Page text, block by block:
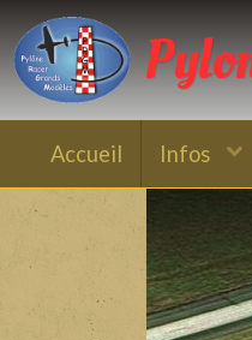
Accueil Infos